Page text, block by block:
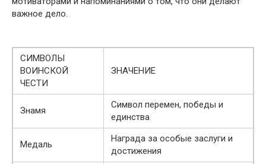
важное дело.
СИМВОЛЫ
ВОИНСКОЙ
ЧЕСТИ
ЗНАЧЕНИЕ
Знамя
Символ перемен, победы и
единства
Медаль
Награда за особые заслуги и
достижения